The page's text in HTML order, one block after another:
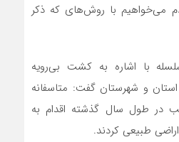
می‌خواهیم‌ با روش‌های که ذکر
با اشاره به کشت بی‌رویه
و شهرستان گفت: متاسفانه
در طول سال گذشته اقدام به
طبیعی کردند.